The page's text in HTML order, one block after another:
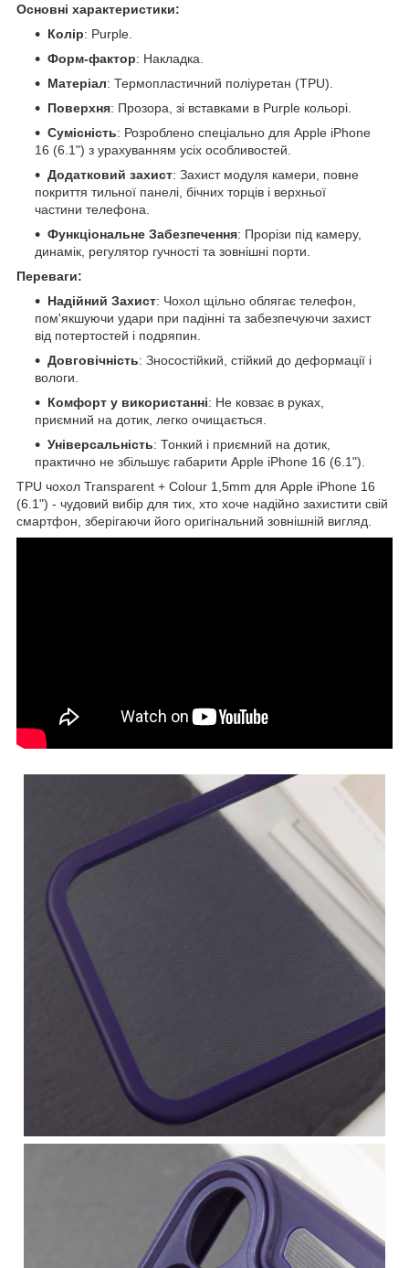
Основні характеристики:
Колір: Purple.
Форм-фактор: Накладка.
Матеріал: Термопластичний поліуретан (TPU).
Поверхня: Прозора, зі вставками в Purple кольорі.
Сумісність: Розроблено спеціально для Apple iPhone
16 (6.1") з урахуванням усіх особливостей.
Додатковий захист: Захист модуля камери, повне
покриття тильної панелі, бічних торців і верхньої
частини телефона.
Функціональне Забезпечення: Прорізи під камеру,
динамік, регулятор гучності та зовнішні порти.
Переваги:
Надійний Захист: Чохол щільно облягає телефон,
пом'якшуючи удари при падінні та забезпечуючи захист
від потертостей і подряпин.
Довговічність: Зносостійкий, стійкий до деформації і
вологи.
Комфорт у використанні: Не ковзає в руках,
приємний на дотик, легко очищається.
Універсальність: Тонкий і приємний на дотик,
практично не збільшує габарити Apple iPhone 16 (6.1").
TPU чохол Transparent + Colour 1,5mm для Apple iPhone 16
(6.1") - чудовий вибір для тих, хто хоче надійно захистити свій
смартфон, зберігаючи його оригінальний зовнішній вигляд.